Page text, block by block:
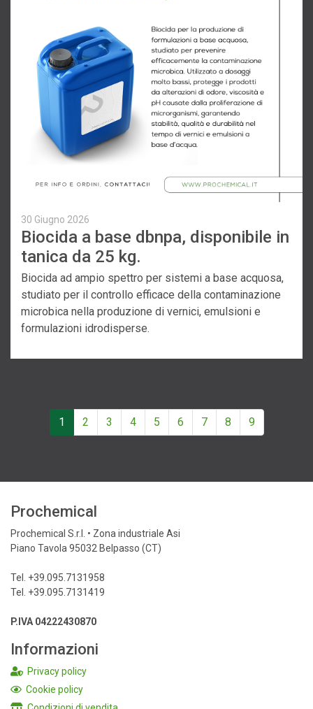
30 Giugno 2026
Biocida a base dbnpa, disponibile in
tanica da 25 kg.
Biocida ad ampio spettro per sistemi a base acquosa,
studiato per il controllo efficace della contaminazione
microbica nella produzione di vernici, emulsioni e
formulazioni idrodisperse.
1 2 3 4 5 6 7 8 9
Prochemical
Prochemical S.r.l. • Zona industriale Asi
Piano Tavola 95032 Belpasso (CT)
Tel. +39.095.7131958
Tel. +39.095.7131419
P.IVA 04222430870
Informazioni
Privacy policy
Cookie policy